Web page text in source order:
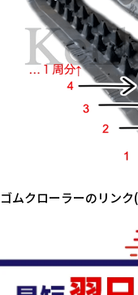
ゴムクローラーのリン